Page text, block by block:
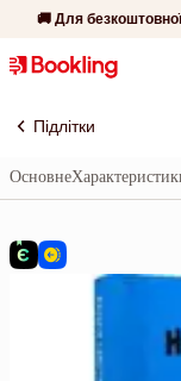
🚚 Для
Підлітки
Основне